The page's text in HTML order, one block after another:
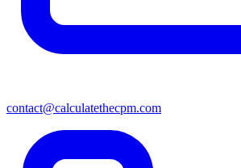
contact@calculatethecpm.com